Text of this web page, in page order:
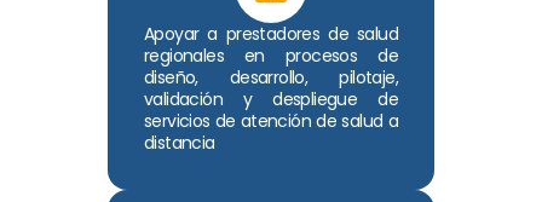
Apoyar a prestadores de salud
regionales en procesos de
diseño, desarrollo, pilotaje,
validación y despliegue de
servicios de atención de salud a
distancia